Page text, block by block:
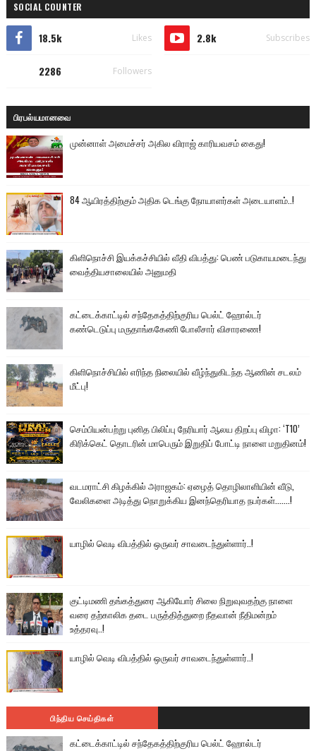
SOCIAL COUNTER
18.5k Likes 2.8k Subscribes
2286 Followers
பிரபல்யமானவை
முன்னாள் அமைச்சர் அகில விராஜ் காரியவசம் கைது!
84 ஆயிரத்திற்கும் அதிக டெங்கு நோயாளர்கள் அடையாளம்..!
கிளிநொச்சி இயக்கச்சியில் வீதி விபத்து: பெண் படுகாயமடைந்து
வைத்தியசாலையில் அனுமதி
கட்டைக்காட்டில் சந்தேகத்திற்குரிய பெல்ட் ஹோல்டர்
கண்டெடுப்பு மருதாங்ககேணி போலீசார் விசாரணை!
கிளிநொச்சியில் எரிந்த நிலையில் வீழ்ந்துகிடந்த ஆணின் சடலம்
மீட்பு!
செம்பியன்பற்று புனித பிலிப்பு நேரியார் ஆலய திறப்பு விழா: ‘T10’
கிரிக்கெட் தொடரின் மாபெரும் இறுதிப் போட்டி நாளை மறுதினம்!
வடமராட்சி கிழக்கில் அராஜகம்: ஏழைத் தொழிலாளியின் வீடு,
வேலிகளை அடித்து நொறுக்கிய இனந்தெரியாத நபர்கள்.......!
யாழில் வெடி விபத்தில் ஒருவர் சாவடைந்துள்ளார்..!
குட்டிமணி தங்கத்துரை ஆகியோர் சிலை நிறுவுவதற்கு நாளை
வரை தற்காலிக தடை பருத்தித்துறை நீதவான் நீதிமன்றம்
உத்தரவு..!
யாழில் வெடி விபத்தில் ஒருவர் சாவடைந்துள்ளார்..!
பிந்திய செய்திகள்
கட்டைக்காட்டில் சந்தேகத்திற்குரிய பெல்ட் ஹோல்டர்